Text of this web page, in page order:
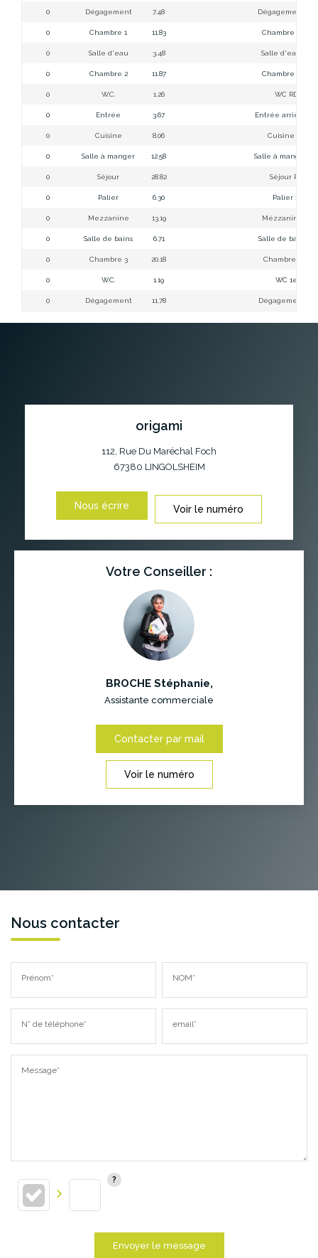
0 Dégagement 7.48 Dégagement
0 Chambre 1 11.83 Chambre 1 RDC
0 Salle d'eau 3.48 Salle d'eau
0 Chambre 2 11.87 Chambre 2 RDC
0 W.C. 1.26 WC RDC
0 Entrée 3.67 Entrée arrière
0 Cuisine 8.06 Cuisine RDC
0 Salle à manger 12.58 Salle à manger
0 Séjour 28.82 Séjour RDC
0 Palier 6.30 Palier 1er
0 Mezzanine 13.19 Mézzanine 1er
0 Salle de bains 6.71 Salle de bains
0 Chambre 3 20.18 Chambre 3 1er
0 W.C. 1.19 WC 1er
0 Dégagement 11.78 Dégagement
origami
112, Rue Du Maréchal Foch
67380 LINGOLSHEIM
Nous écrire Voir le numéro
Votre Conseiller :
BROCHE Stéphanie,
Assistante commerciale
Contacter par mail
Voir le numéro
Nous contacter
Prénom* NOM*
N° de téléphone* email*
Message*
Envoyer le message